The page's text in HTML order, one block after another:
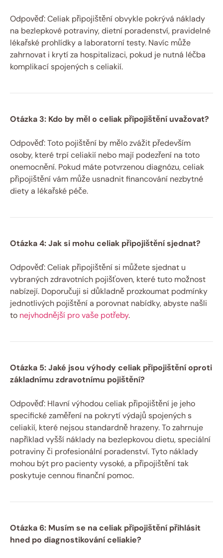
Odpověď: Celiak připojištění obvykle pokrývá náklady
‌na bezlepkové potraviny, dietní poradenství, pravidelné⁢
lékařské prohlídky a laboratorní testy.‍ Navíc může
zahrnovat⁤ i krytí za hospitalizaci, pokud je nutná léčba
komplikací‍ spojených s celiakií.
Otázka 3: Kdo by měl o celiak⁢ připojištění uvažovat?
Odpověď: Toto pojištění⁢ by mělo zvážit především
osoby, které trpí celiakií nebo mají podezření na toto
onemocnění. Pokud máte potvrzenou diagnózu, celiak
připojištění vám může usnadnit financování nezbytné
diety a lékařské péče.
Otázka ​4: Jak ⁣si mohu celiak připojištění sjednat?
Odpověď: Celiak připojištění si můžete sjednat u
vybraných zdravotních pojišťoven, které tuto možnost
nabízejí. Doporučuji si ​důkladně prozkoumat podmínky
jednotlivých pojištění a porovnat nabídky, abyste našli
to nejvhodnější pro vaše potřeby.
Otázka 5: Jaké jsou výhody celiak připojištění oproti
základnímu zdravotnímu pojištění?
Odpověď: Hlavní výhodou celiak připojištění je jeho
specifické zaměření na ⁤pokrytí výdajů spojených s
celiakií, které nejsou standardně hrazeny. To‌ zahrnuje
například vyšší náklady na bezlepkovou dietu, speciální‌
potraviny či profesionální poradenství. Tyto náklady
mohou být ⁢pro pacienty vysoké, a připojištění tak
poskytuje⁣ cennou finanční pomoc.
Otázka 6: Musím se na celiak připojištění přihlásit
hned⁤ po diagnostikování celiakie?